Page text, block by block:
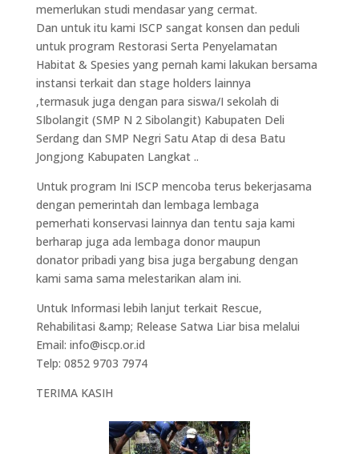
memerlukan studi mendasar yang cermat.
Dan untuk itu kami ISCP sangat konsen dan peduli
untuk program Restorasi Serta Penyelamatan
Habitat & Spesies yang pernah kami lakukan bersama
instansi terkait dan stage holders lainnya
,termasuk juga dengan para siswa/I sekolah di
SIbolangit (SMP N 2 Sibolangit) Kabupaten Deli
Serdang dan SMP Negri Satu Atap di desa Batu
Jongjong Kabupaten Langkat ..
Untuk program Ini ISCP mencoba terus bekerjasama
dengan pemerintah dan lembaga lembaga
pemerhati konservasi lainnya dan tentu saja kami
berharap juga ada lembaga donor maupun
donator pribadi yang bisa juga bergabung dengan
kami sama sama melestarikan alam ini.
Untuk Informasi lebih lanjut terkait Rescue,
Rehabilitasi &amp; Release Satwa Liar bisa melalui
Email: info@iscp.or.id
Telp: 0852 9703 7974
TERIMA KASIH